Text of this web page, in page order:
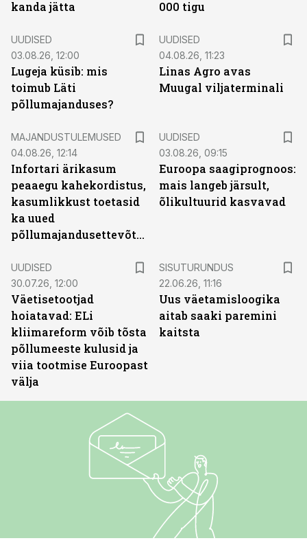
kanda jätta
000 tigu
UUDISED
03.08.26, 12:00
Lugeja küsib: mis
toimub Läti
põllumajanduses?
UUDISED
04.08.26, 11:23
Linas Agro avas
Muugal viljaterminali
MAJANDUSTULEMUSED
04.08.26, 12:14
Infortari ärikasum
peaaegu kahekordistus,
kasumlikkust toetasid
ka uued
põllumajandusettevõtted
UUDISED
03.08.26, 09:15
Euroopa saagiprognoos:
mais langeb järsult,
õlikultuurid kasvavad
UUDISED
30.07.26, 12:00
Väetisetootjad
hoiatavad: ELi
kliimareform võib tõsta
põllumeeste kulusid ja
viia tootmise Euroopast
välja
SISUTURUNDUS
22.06.26, 11:16
Uus väetamisloogika
aitab saaki paremini
kaitsta